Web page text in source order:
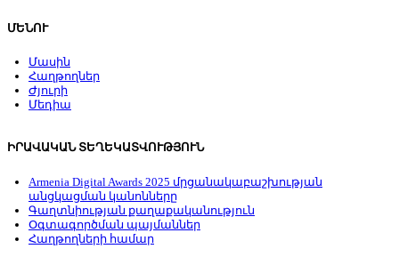
ՄԵՆՈՒ
Մասին
Հաղթողներ
Ժյուրի
Մեդիա
ԻՐԱՎԱԿԱՆ ՏԵՂԵԿԱՏՎՈՒԹՅՈՒՆ
Armenia Digital Awards 2025 մրցանակաբաշխության
անցկացման կանոնները
Գաղտնիության քաղաքականություն
Օգտագործման պայմաններ
Հաղթողների համար